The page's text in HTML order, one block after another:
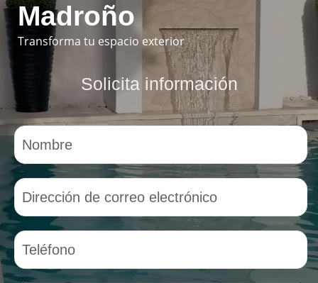
Madroño
Transforma tu espacio exterior
Solicita información